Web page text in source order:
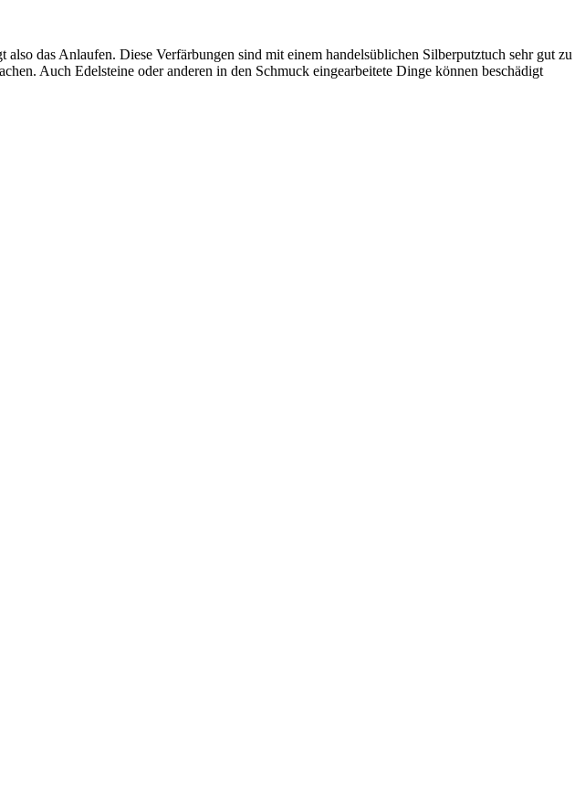
das Anlaufen. Diese Verfärbungen sind mit einem handelsüblichen Silberputztuch sehr gut zu
Auch Edelsteine oder anderen in den Schmuck eingearbeitete Dinge können beschädigt